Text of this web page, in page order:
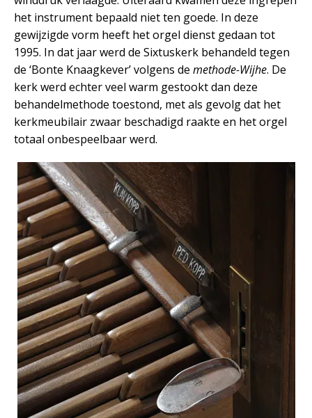
het instrument bepaald niet ten goede. In deze
gewijzigde vorm heeft het orgel dienst gedaan tot
1995. In dat jaar werd de Sixtuskerk behandeld tegen
de ‘Bonte Knaagkever’ volgens de methode-Wijhe. De
kerk werd echter veel warm gestookt dan deze
behandelmethode toestond, met als gevolg dat het
kerkmeubilair zwaar beschadigd raakte en het orgel
totaal onbespeelbaar werd.